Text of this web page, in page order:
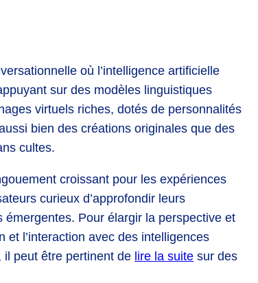
où l’intelligence artificielle
sur des modèles linguistiques
virtuels riches, dotés de personnalités
bien des créations originales que des
cultes.
croissant pour les expériences
curieux d’approfondir leurs
émergentes. Pour élargir la perspective et
l’interaction avec des intelligences
peut être pertinent de lire la suite sur des